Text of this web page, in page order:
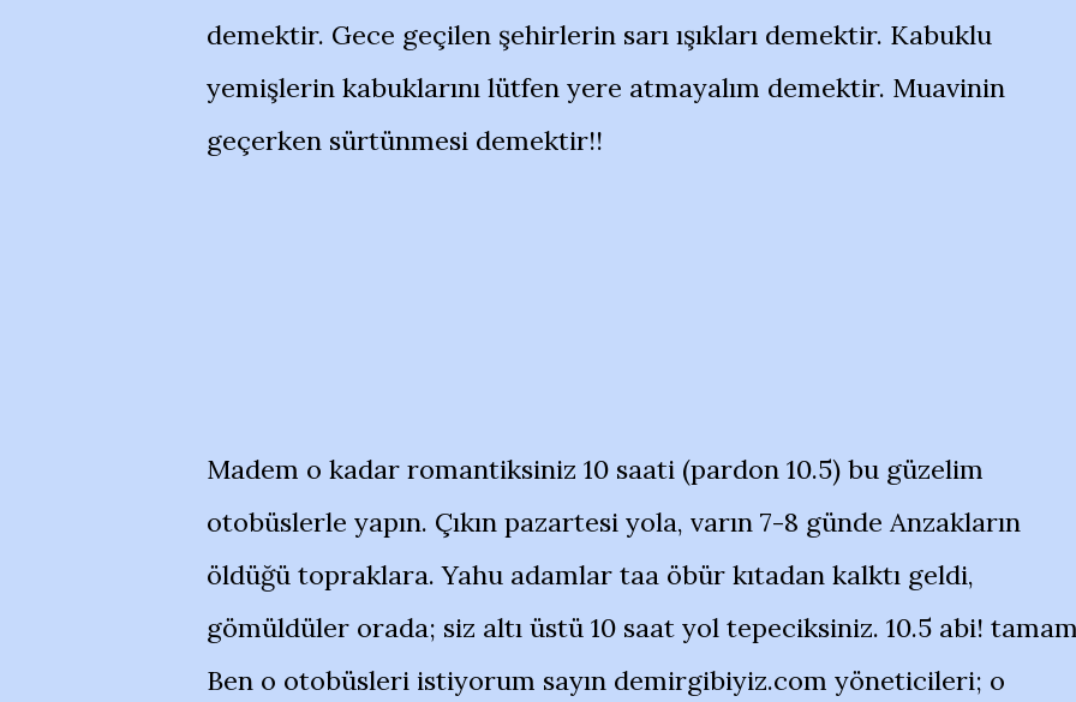
demektir. Gece geçilen şehirlerin sarı ışıkları demektir. Kabuklu
yemişlerin kabuklarını lütfen yere atmayalım demektir. Muavinin
geçerken sürtünmesi demektir!!
Madem o kadar romantiksiniz 10 saati (pardon 10.5) bu güzelim
otobüslerle yapın. Çıkın pazartesi yola, varın 7-8 günde Anzakların
öldüğü topraklara. Yahu adamlar taa öbür kıtadan kalktı geldi,
gömüldüler orada; siz altı üstü 10 saat yol tepeciksiniz. 10.5 abi!
Ben o otobüsleri istiyorum sayın demirgibiyiz.com yöneticileri; o